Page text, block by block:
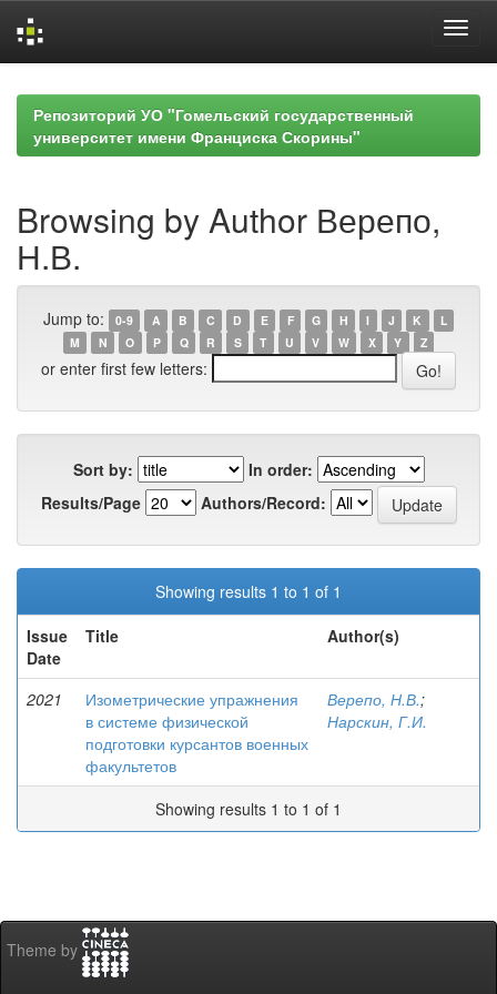
navigationРепозиторий УО "Гомельский государственный
университет имени Франциска Скорины"
Browsing by Author Верепо,
Н.В.
Jump to: 0-9 A B C D E F G H I J K
L
M
N O P Q R S T U V W X Y Z
or enter first few letters:
Sort by:
In order:
Results/Page
Authors/Record:
Showing results 1 to 1 of 1
Issue
Date
Title Author(s)
2021
Изометрические упражнения
в системе физической
подготовки курсантов военных
факультетов
Верепо, Н.В.;
Нарскин, Г.И.
Showing results 1 to 1 of 1
Theme by